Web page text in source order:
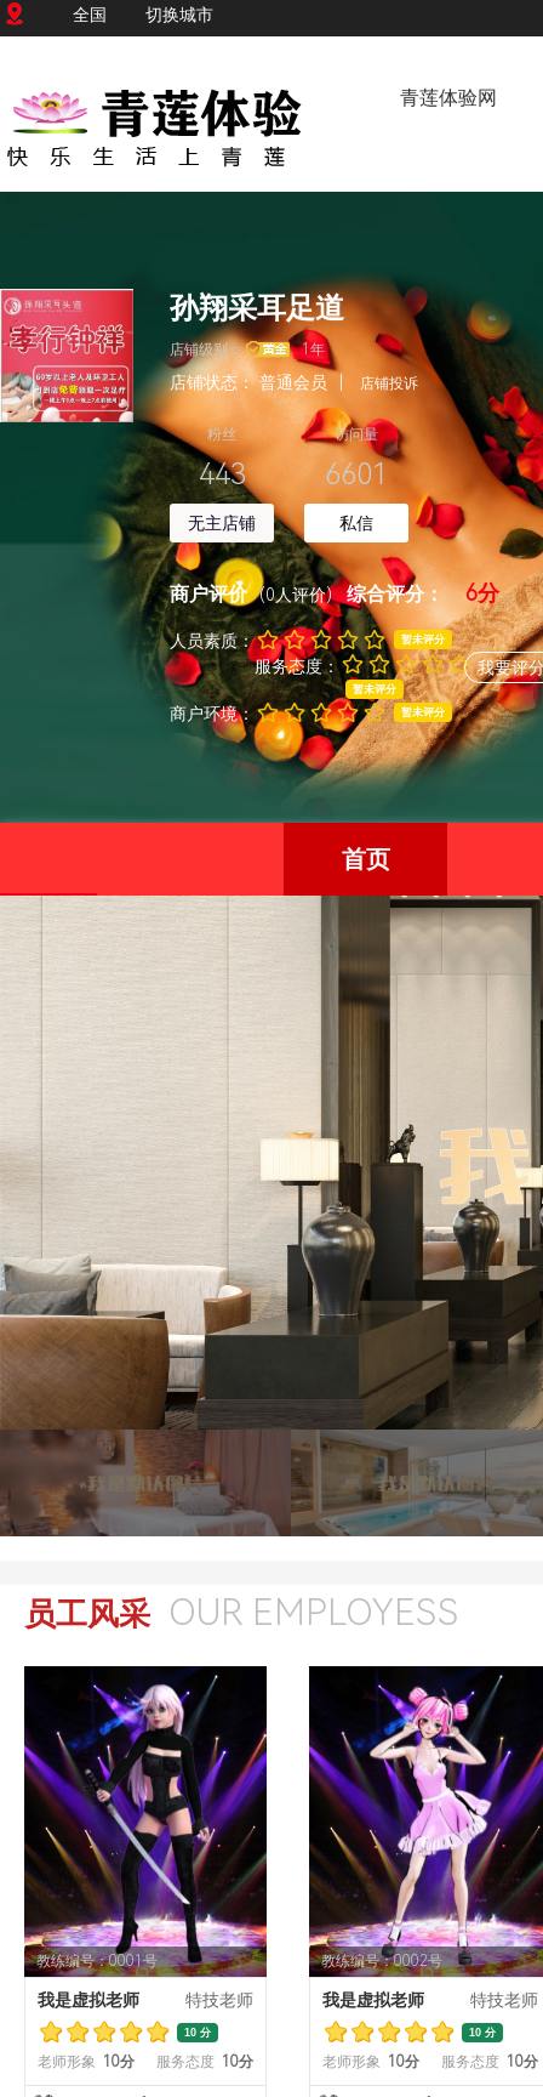
全国 切换城市
青莲体验网
孙翔采耳足道
店铺级别： 1年
店铺状态：普通会员 店铺投诉
粉丝
443
无主店铺
访问量
6601
私信
商户评价 (0人评价)综合评分： 6分
人员素质： 暂未评分
服务态度：
暂未评分
商户环境： 暂未评分
我要评
首页
员工风采 OUR EMPLOYESS
教练编号：0001号
我是虚拟老师 特技老师
10 分
老师形象 10分 服务态度 10分
教练编号：0002号
我是虚拟老师 特技老师
10 分
老师形象 10分 服务态度 10分